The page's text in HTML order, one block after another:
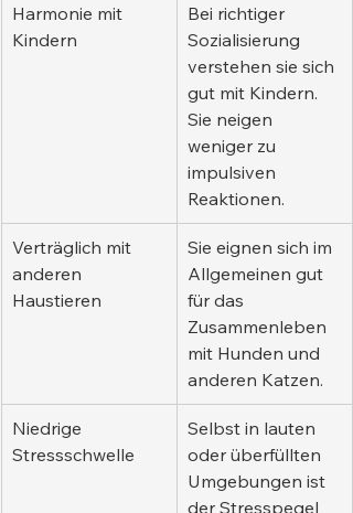
Harmonie mit
Kindern
Bei richtiger
Sozialisierung
verstehen sie sich
gut mit Kindern.
Sie neigen
weniger zu
impulsiven
Reaktionen.
Verträglich mit
anderen
Haustieren
Sie eignen sich im
Allgemeinen gut
für das
Zusammenleben
mit Hunden und
anderen Katzen.
Niedrige
Stressschwelle
Selbst in lauten
oder überfüllten
Umgebungen ist
der Stresspegel